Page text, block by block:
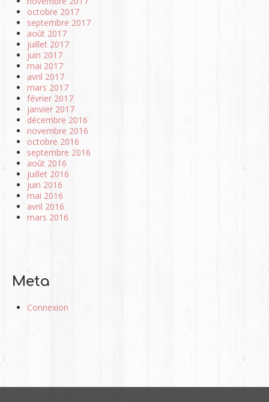
octobre 2017
septembre 2017
août 2017
juillet 2017
juin 2017
mai 2017
avril 2017
mars 2017
février 2017
janvier 2017
décembre 2016
novembre 2016
octobre 2016
septembre 2016
août 2016
juillet 2016
juin 2016
mai 2016
avril 2016
mars 2016
Meta
Connexion